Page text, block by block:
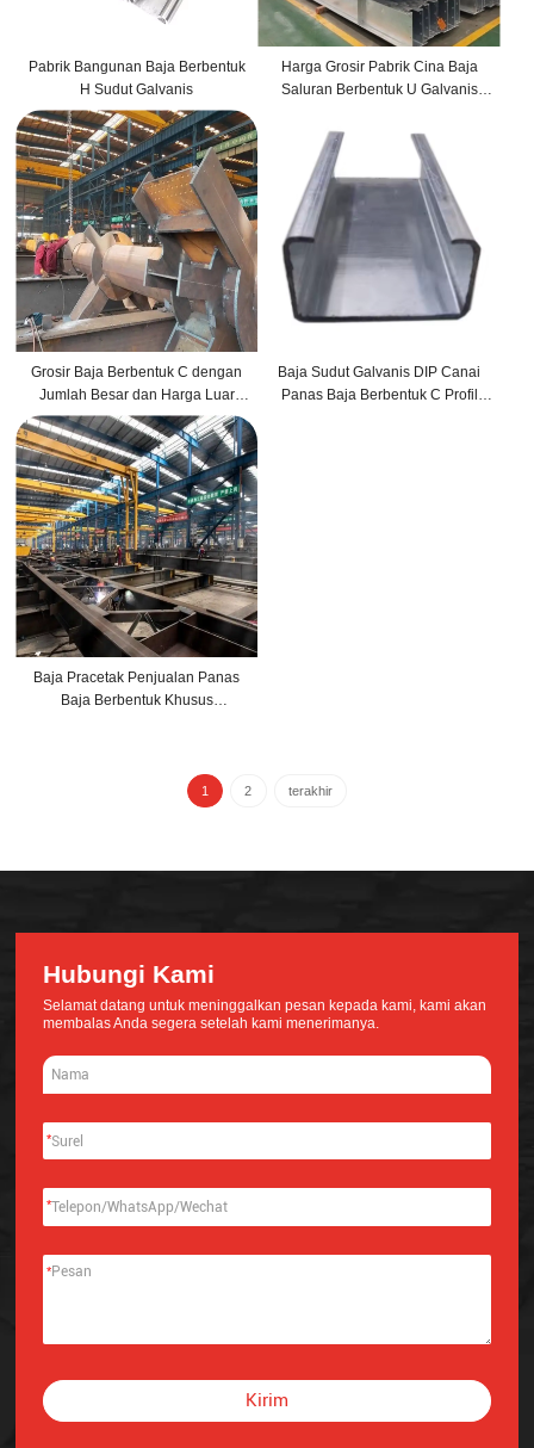
Pabrik Bangunan Baja Berbentuk
H Sudut Galvanis
Harga Grosir Pabrik Cina Baja
Saluran Berbentuk U Galvanis
Grosir Baja Berbentuk C dengan
Jumlah Besar dan Harga Luar
Biasa
Baja Sudut Galvanis DIP Canai
Panas Baja Berbentuk C Profil
Baja Pracetak Penjualan Panas
Baja Berbentuk Khusus
1 2 terakhir
Hubungi Kami
Selamat datang untuk meninggalkan pesan kepada kami, kami akan
membalas Anda segera setelah kami menerimanya.
*
*
*
Kirim